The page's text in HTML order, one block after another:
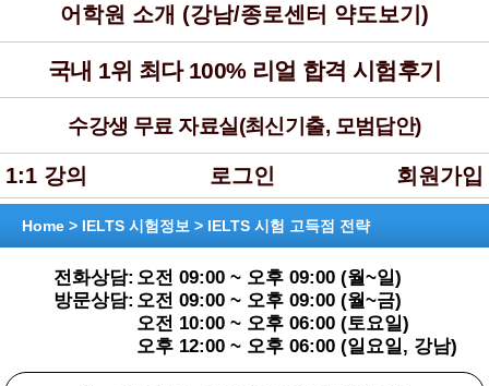
어학원 소개 (강남/종로센터 약도보기)
국내 1위 최다 100% 리얼 합격 시험후기
수강생 무료 자료실(최신기출, 모범답안)
1:1 강의 로그인 회원가입
Home > IELTS 시험정보 > IELTS 시험 고득점 전략
전화상담:
방문상담:
오전 09:00 ~ 오후 09:00 (월~일)
오전 09:00 ~ 오후 09:00 (월~금)
오전 10:00 ~ 오후 06:00 (토요일)
오후 12:00 ~ 오후 06:00 (일요일, 강남)